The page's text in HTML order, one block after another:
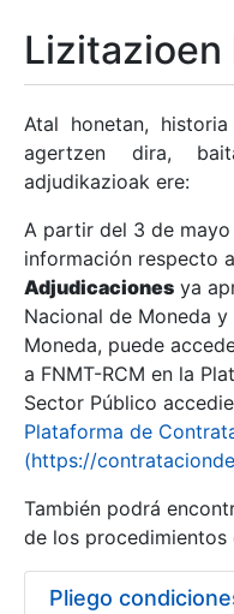
Erakutsi/Ezkutatu
Erakutsi/Ezkutatu
Erakutsi/Ezkutatu
Erakutsi/Ezkutatu
Lizitazioen
Atal honetan,
agertzen dira,
adjudikazioak ere:
A partir del 3 de
información respecto a
Adjudicaciones ya
Nacional de Moneda
Moneda, puede
a FNMT-RCM en la
Sector Público
Plataforma de
(https://
También podrá
de los procedimientos